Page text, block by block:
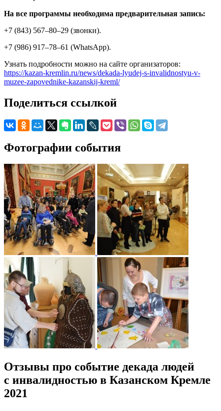
На все программы необходима предварительная запись:
+7 (843) 567–80–29 (звонки).
+7 (986) 917–78–61 (WhatsApp).
Узнать подробности можно на сайте организаторов:
https://kazan-kremlin.ru/news/dekada-lyudej-s-invalidnostyu-v-
muzee-zapovednike-kazanskij-kreml/
Поделиться ссылкой
Фотографии события
Отзывы про событие декада людей
с инвалидностью в Казанском Кремле
2021